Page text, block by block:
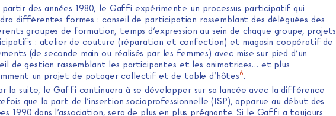
partir des années 1980, le Gaffi expérimente un processus participatif qui
différentes formes : conseil de participation rassemblant des déléguées des
groupes de formation, temps d’expression au sein de chaque groupe, projets
: atelier de couture (réparation et confection) et magasin coopératif de
(de seconde main ou réalisés par les femmes) avec mise sur pied d’un
de gestion rassemblant les participantes et les animatrices… et plus
un projet de potager collectif et de table d’hôtes6.
la suite, le Gaffi continuera à se développer sur sa lancée avec la différence
que la part de l’insertion socioprofessionnelle (ISP), apparue au début des
1990 dans l’association, sera de plus en plus prégnante. Si le Gaffi a toujours